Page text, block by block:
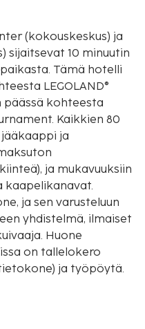
(kokouskeskus) ja
sijaitsevat 10 minuutin
hotelli
LEGOLAND®
päässä kohteesta
Kaikkien 80
jääkaappi ja
ja mukavuuksiin
kaapelikanavat.
ja sen varusteluun
yhdistelmä, ilmaiset
Huone
on tallelokero
ja työpöytä.